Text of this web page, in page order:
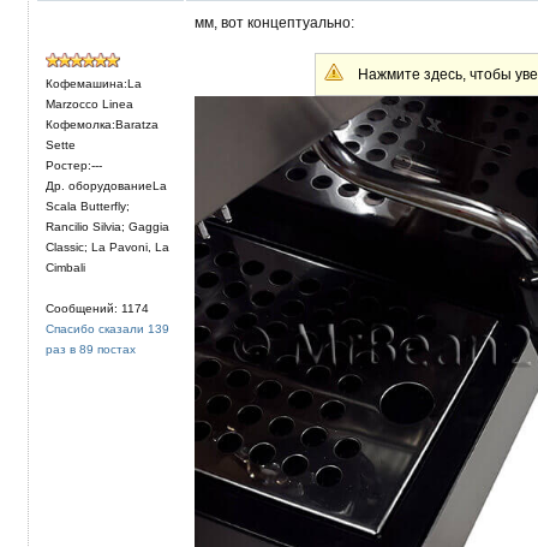
Кофемашина:La
Marzocco Linea
Кофемолка:Baratza
Sette
Ростер:---
Др. оборудованиеLa
Scala Butterfly;
Rancilio Silvia; Gaggia
Classic; La Pavoni, La
Cimbali
Сообщений: 1174
Спасибо сказали 139
раз в 89 постах
мм, вот концептуально:
Нажмите здесь, чтобы